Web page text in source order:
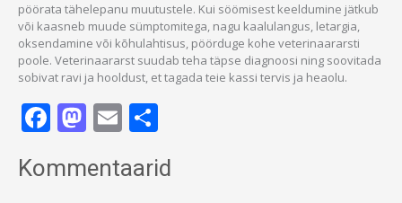
pöörata tähelepanu muutustele. Kui söömisest keeldumine jätkub
või kaasneb muude sümptomitega, nagu kaalulangus, letargia,
oksendamine või kõhulahtisus, pöörduge kohe veterinaararsti
poole. Veterinaararst suudab teha täpse diagnoosi ning soovitada
sobivat ravi ja hooldust, et tagada teie kassi tervis ja heaolu.
Facebook
Mastodon
Email
Kommentaarid